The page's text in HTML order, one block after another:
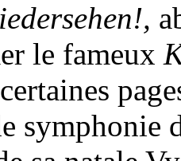
le fameux
symphonie